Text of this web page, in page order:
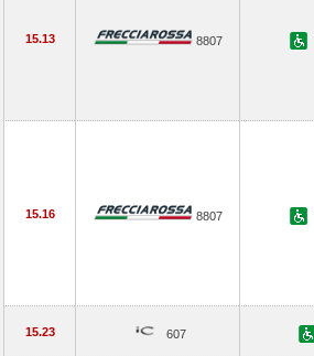
15.13 8807
15.16 8807
15.23 607